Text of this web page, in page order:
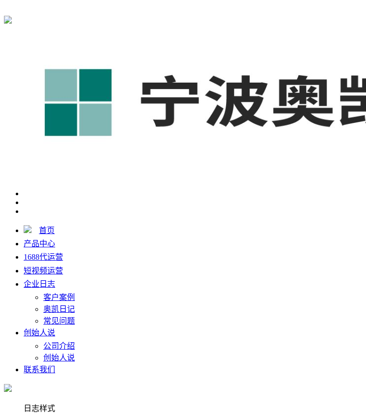
首页
产品中心
1688代运营
短视频运营
企业日志
客户案例
奥凯日记
常见问题
创始人说
公司介绍
创始人说
联系我们
日志样式